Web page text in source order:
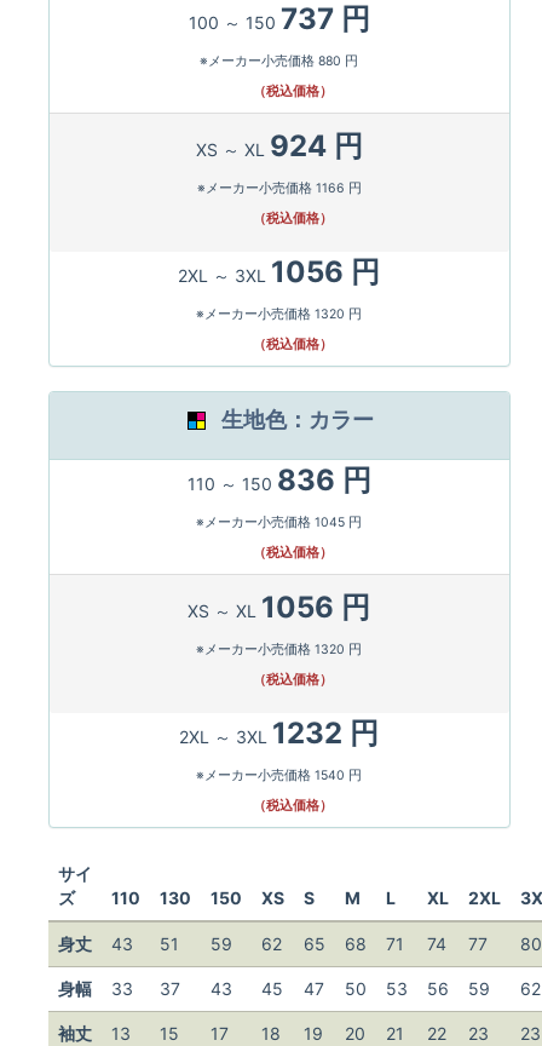
100 ～ 150 737 円
※メーカー小売価格 880 円
（税込価格）
XS ～ XL 924 円
※メーカー小売価格 1166 円
（税込価格）
2XL ～ 3XL 1056 円
※メーカー小売価格 1320 円
（税込価格）
生地色：カラー
110 ～ 150 836 円
※メーカー小売価格 1045 円
（税込価格）
XS ～ XL 1056 円
※メーカー小売価格 1320 円
（税込価格）
2XL ～ 3XL 1232 円
※メーカー小売価格 1540 円
（税込価格）
サイ
ズ
110 130 150 XS S M L XL 2XL
身丈 43 51 59 62 65 68 71 74 77 80
身幅 33 37 43 45 47 50 53 56 59 62
袖丈
13 15 17 18 19 20 21 22 23 23